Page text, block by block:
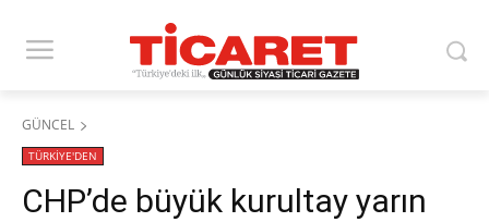
GÜNCEL
TÜRKİYE'DEN
CHP’de büyük kurultay yarın